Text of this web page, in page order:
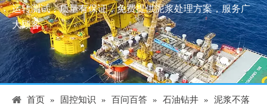
运转测试，质量有保证，免费提供泥浆处理方案，服务广
大顾客。
首页 » 固控知识 » 百问百答 » 石油钻井 » 泥浆不落